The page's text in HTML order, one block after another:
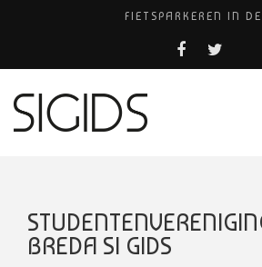
FIETSPARKEREN IN
PIZZERIA POMPEÏ ￼
COCKTAILS ON THE
BREDA SI GIDS